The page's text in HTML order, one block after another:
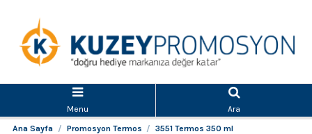
Menu
Ara
Ana Sayfa
Promosyon Termos 3551 Termos 350 ml